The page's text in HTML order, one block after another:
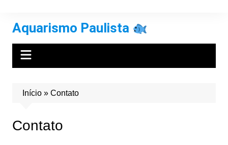
conteúdo
Aquarismo Paulista
Início» Contato
Contato